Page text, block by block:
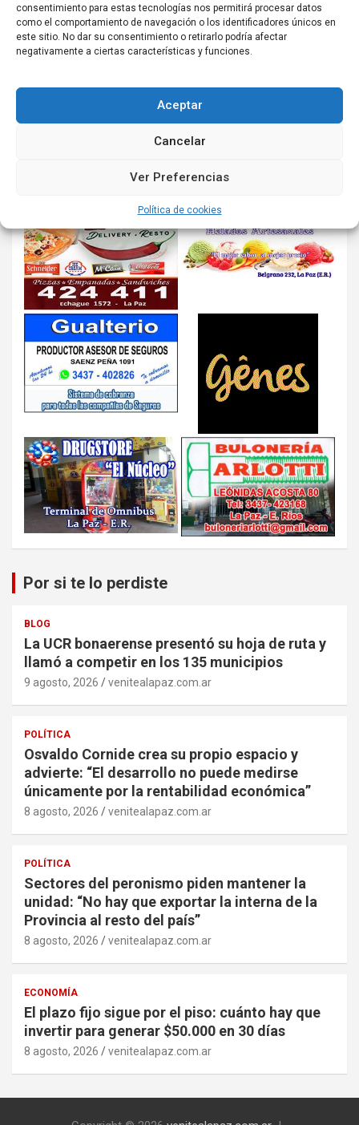
consentimiento para estas tecnologías nos permitirá procesar datos
como el comportamiento de navegación o los identificadores únicos en
este sitio. No dar su consentimiento o retirarlo podría afectar
negativamente a ciertas características y funciones.
Aceptar
Cancelar
Ver Preferencias
Política de cookies
Por si te lo perdiste
BLOG
La UCR bonaerense presentó su hoja de ruta y
llamó a competir en los 135 municipios
9 agosto, 2026 venitealapaz.com.ar
POLÍTICA
Osvaldo Cornide crea su propio espacio y
advierte: “El desarrollo no puede medirse
únicamente por la rentabilidad económica”
8 agosto, 2026 venitealapaz.com.ar
POLÍTICA
Sectores del peronismo piden mantener la
unidad: “No hay que exportar la interna de la
Provincia al resto del país”
8 agosto, 2026 venitealapaz.com.ar
ECONOMÍA
El plazo fijo sigue por el piso: cuánto hay que
invertir para generar $50.000 en 30 días
8 agosto, 2026 venitealapaz.com.ar